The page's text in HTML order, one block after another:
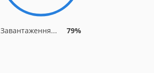
Завантаження... 84%